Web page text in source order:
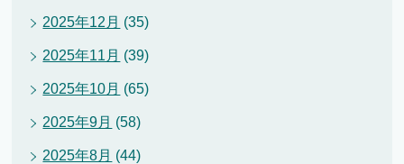
2025年12月 (35)
2025年11月 (39)
2025年10月 (65)
2025年9月 (58)
2025年8月 (44)